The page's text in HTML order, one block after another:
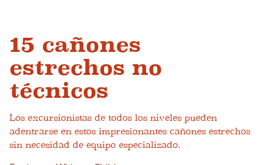
15 cañones
estrechos no
técnicos
Los excursionistas de todos los niveles pueden
adentrarse en estos impresionantes cañones estrechos
sin necesidad de equipo especializado.